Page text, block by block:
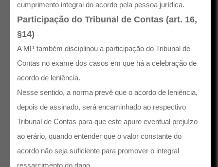
cumprimento integral do acordo pela pessoa jurídica.
Participação do Tribunal de Contas (art. 16,
§14)
A MP também disciplinou a participação do Tribunal de
Contas no exame dos casos em que há a celebração de
acordo de leniência.
Nesse sentido, a norma prevê que o acordo de leniência,
depois de assinado, será encaminhado ao respectivo
Tribunal de Contas para que este apure eventual prejuízo
ao erário, quando entender que o valor constante do
acordo não seja suficiente para promover o integral
ressarcimento do dano.